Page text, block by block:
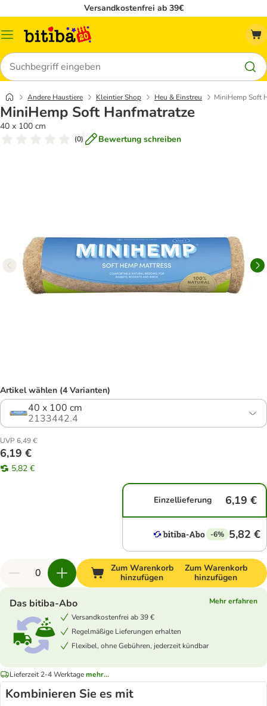
Versandkostenfrei ab 39€
Menü
Suchen
Andere Haustiere Kleintier Shop Heu & Einstreu MiniHemp Soft
MiniHemp Soft Hanfmatratze
40 x 100 cm
(0) Bewertung schreiben
Artikel wählen (4 Varianten)
40 x 100 cm
2133442.4
UVP 6,49 €
6,19 €
5,82 €
Einzellieferung 6,19 €
-6% 5,82 €
Zum Warenkorb
hinzufügen
Zum Warenkorb
hinzufügen
Das bitiba-Abo
Mehr erfahren
Versandkostenfrei ab 39 €
Regelmäßige Lieferungen erhalten
Flexibel, ohne Gebühren, jederzeit kündbar
Lieferzeit 2-4 Werktagemehr...
Kombinieren Sie es mit